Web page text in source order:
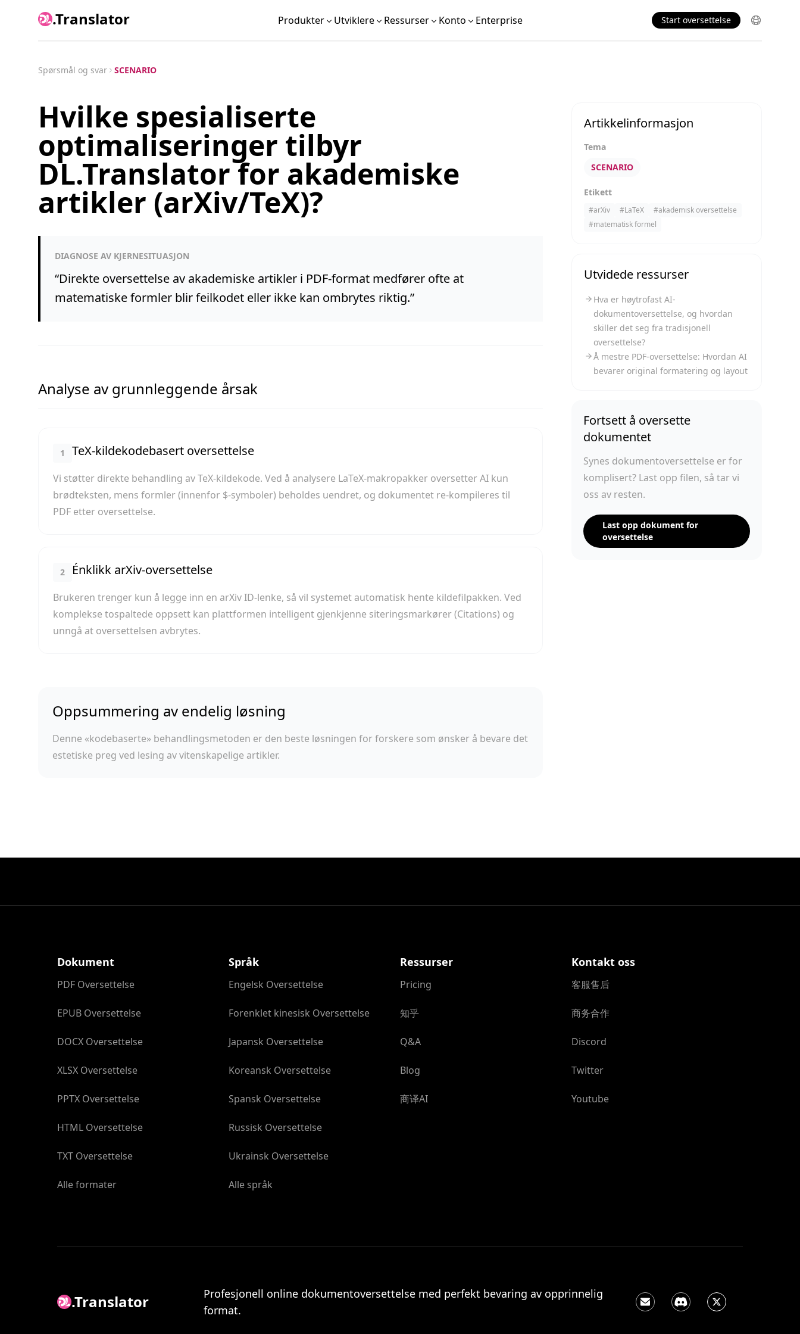
.Translator Produkter Utviklere Ressurser Konto Enterprise Start oversettelse
Spørsmål og svar SCENARIO
Hvilke spesialiserte
optimaliseringer tilbyr
DL.Translator for akademiske
artikler (arXiv/TeX)?
DIAGNOSE AV KJERNESITUASJON
“Direkte oversettelse av akademiske artikler i PDF-format medfører ofte at
matematiske formler blir feilkodet eller ikke kan ombrytes riktig.”
Analyse av grunnleggende årsak
1 TeX-kildekodebasert oversettelse
Vi støtter direkte behandling av TeX-kildekode. Ved å analysere LaTeX-makropakker oversetter AI kun
brødteksten, mens formler (innenfor $-symboler) beholdes uendret, og dokumentet re-kompileres til
PDF etter oversettelse.
2 Énklikk arXiv-oversettelse
Brukeren trenger kun å legge inn en arXiv ID-lenke, så vil systemet automatisk hente kildefilpakken. Ved
komplekse tospaltede oppsett kan plattformen intelligent gjenkjenne siteringsmarkører (Citations) og
unngå at oversettelsen avbrytes.
Oppsummering av endelig løsning
Denne «kodebaserte» behandlingsmetoden er den beste løsningen for forskere som ønsker å bevare det
estetiske preg ved lesing av vitenskapelige artikler.
Artikkelinformasjon
Tema
SCENARIO
Etikett
#arXiv #LaTeX #akademisk oversettelse
#matematisk formel
Utvidede ressurser
Hva er høytrofast AI-
dokumentoversettelse, og hvordan
skiller det seg fra tradisjonell
oversettelse?
Å mestre PDF-oversettelse: Hvordan AI
bevarer original formatering og layout
Fortsett å oversette
dokumentet
Synes dokumentoversettelse er for
komplisert? Last opp filen, så tar vi
oss av resten.
Last opp dokument for
oversettelse
Dokument
PDF Oversettelse
EPUB Oversettelse
DOCX Oversettelse
XLSX Oversettelse
PPTX Oversettelse
HTML Oversettelse
TXT Oversettelse
Alle formater
Språk
Engelsk Oversettelse
Forenklet kinesisk Oversettelse
Japansk Oversettelse
Koreansk Oversettelse
Spansk Oversettelse
Russisk Oversettelse
Ukrainsk Oversettelse
Alle språk
Ressurser
Pricing
知乎
Q&A
Blog
商译AI
Kontakt oss
客服售后
商务合作
Discord
Twitter
Youtube
.Translator
Profesjonell online dokumentoversettelse med perfekt bevaring av opprinnelig
format.